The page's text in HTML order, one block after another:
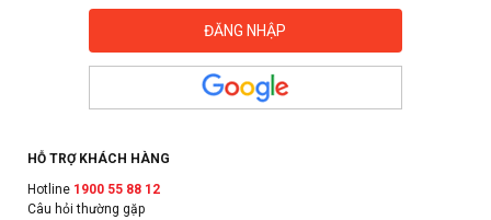
HỖ TRỢ KHÁCH HÀNG
Hotline 1900 55 88 12
Câu hỏi thường gặp